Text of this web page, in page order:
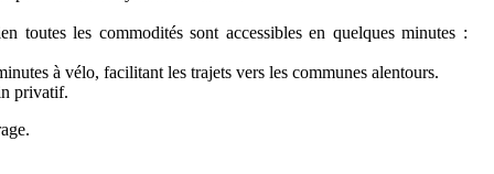
toutes les commodités sont accessibles en quelques minutes :
à vélo, facilitant les trajets vers les communes alentours.
privatif.